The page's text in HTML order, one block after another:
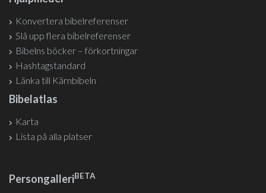
Konvertera bibelreferenser
Slå upp flera bibelreferenser
Bibelns böcker – förkortningar
Hashtagstandard
Länka till Kärnbibeln
Bibelatlas
Karta
Lista på alla platser
PersongalleriBETA